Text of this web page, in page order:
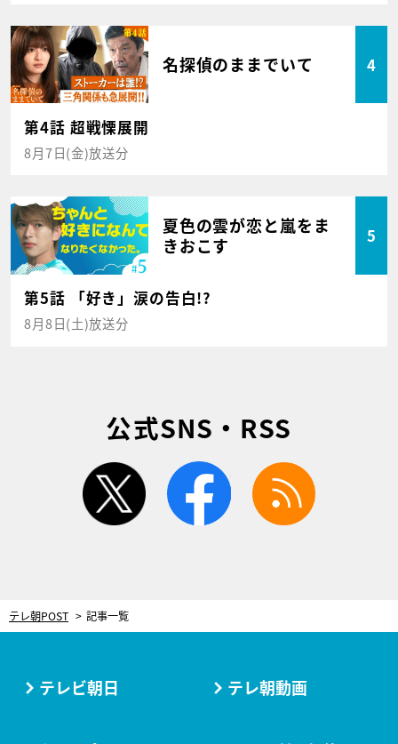
名探偵のままでいて 4
第4話 超戦慄展開
8月7日(金)放送分
夏色の雲が恋と嵐をま
きおこす
5
第5話 「好き」涙の告白!?
8月8日(土)放送分
公式SNS・RSS
twitter facebook
テレ朝POST 記事一覧
テレビ朝日 テレ朝動画